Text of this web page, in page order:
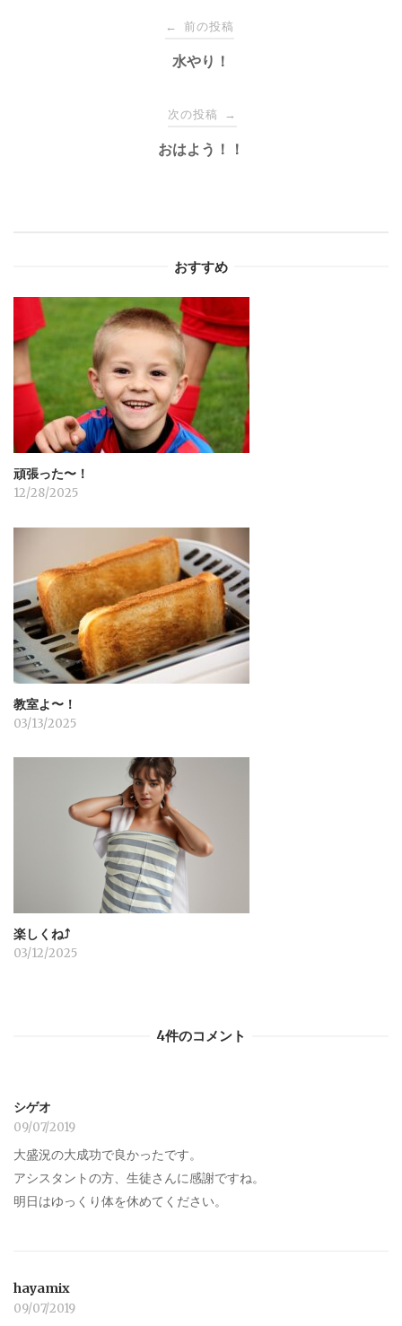
シ
ョ
ン
← 前の投稿
水やり！
次の投稿 →
おはよう！！
おすすめ
頑張った〜！
12/28/2025
教室よ〜！
03/13/2025
楽しくね⤴︎
03/12/2025
4件のコメント
シゲオ
09/07/2019
大盛況の大成功で良かったです。
アシスタントの方、生徒さんに感謝ですね。
明日はゆっくり体を休めてください。
hayamix
09/07/2019